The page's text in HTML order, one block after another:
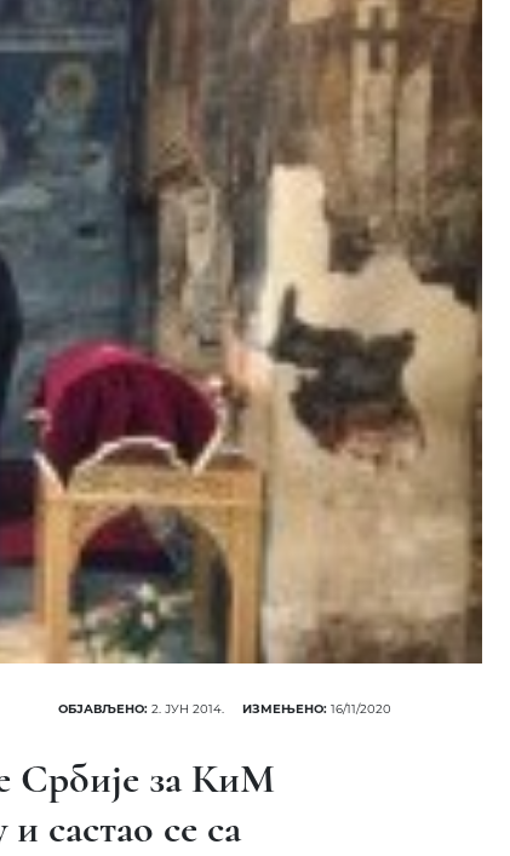
ОБЈАВЉЕНО: 2. ЈУН 2014. ИЗМЕЊЕНО: 16/11/2020
Србије за КиМ
састао се са